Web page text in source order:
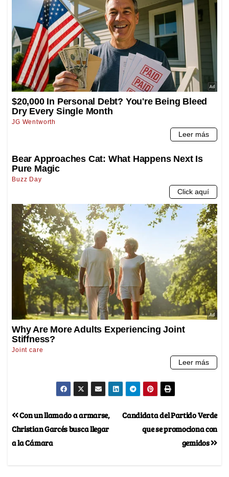
Candidata del Partido Verde
que se promociona con
gemidos
Con un llamado a armarse,
Christian Garcés busca llegar
a la Cámara